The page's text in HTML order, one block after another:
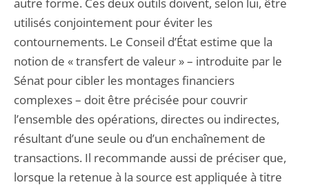
utilisés conjointement pour éviter les
contournements. Le Conseil d’État estime que la
notion de « transfert de valeur » – introduite par le
Sénat pour cibler les montages financiers
complexes – doit être précisée pour couvrir
l’ensemble des opérations, directes ou indirectes,
résultant d’une seule ou d’un enchaînement de
transactions. Il recommande aussi de préciser que,
lorsque la retenue à la source est appliquée à titre